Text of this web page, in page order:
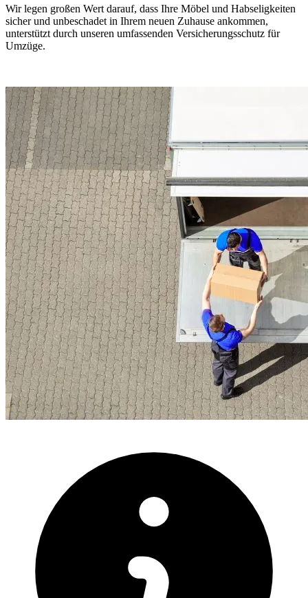
Wir legen großen Wert darauf, dass Ihre Möbel und Habseligkeiten
sicher und unbeschadet in Ihrem neuen Zuhause ankommen,
unterstützt durch unseren umfassenden Versicherungsschutz für
Umzüge.